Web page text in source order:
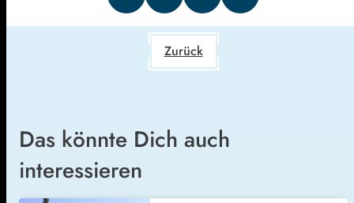
Zurück
Das könnte Dich auch
interessieren